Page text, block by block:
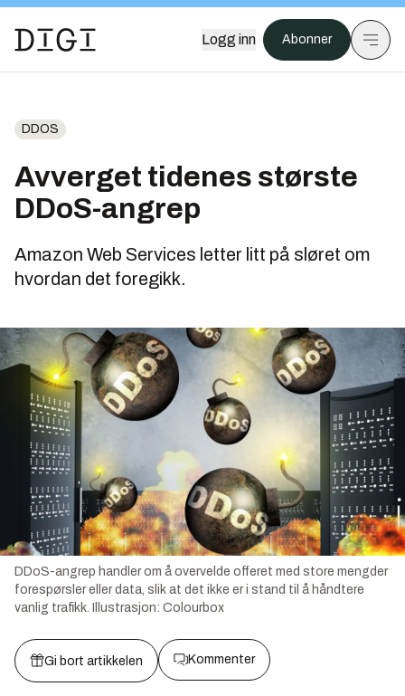
Logg inn Abonner
DDOS
Avverget tidenes største
DDoS-angrep
Amazon Web Services letter litt på sløret om
hvordan det foregikk.
DDoS-angrep handler om å overvelde offeret med store mengder
forespørsler eller data, slik at det ikke er i stand til å håndtere
vanlig trafikk.
Illustrasjon: Colourbox
Gi bort artikkelen Kommenter